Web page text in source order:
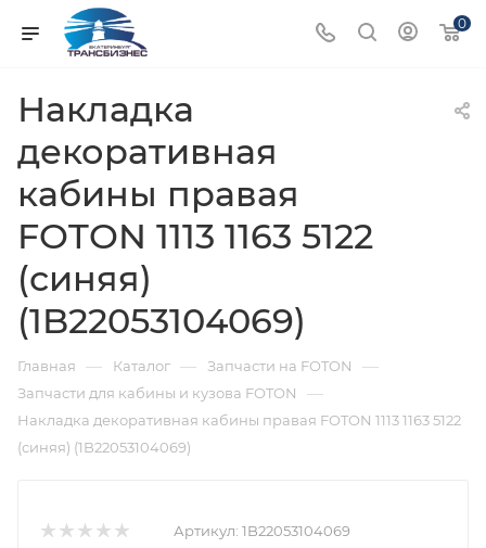
0
Накладка
декоративная
кабины правая
FOTON 1113 1163 5122
(синяя)
(1B22053104069)
Главная — Каталог — Запчасти на FOTON —
Запчасти для кабины и кузова FOTON —
Накладка декоративная кабины правая FOTON 1113 1163 5122
(синяя) (1B22053104069)
Артикул: 1B22053104069